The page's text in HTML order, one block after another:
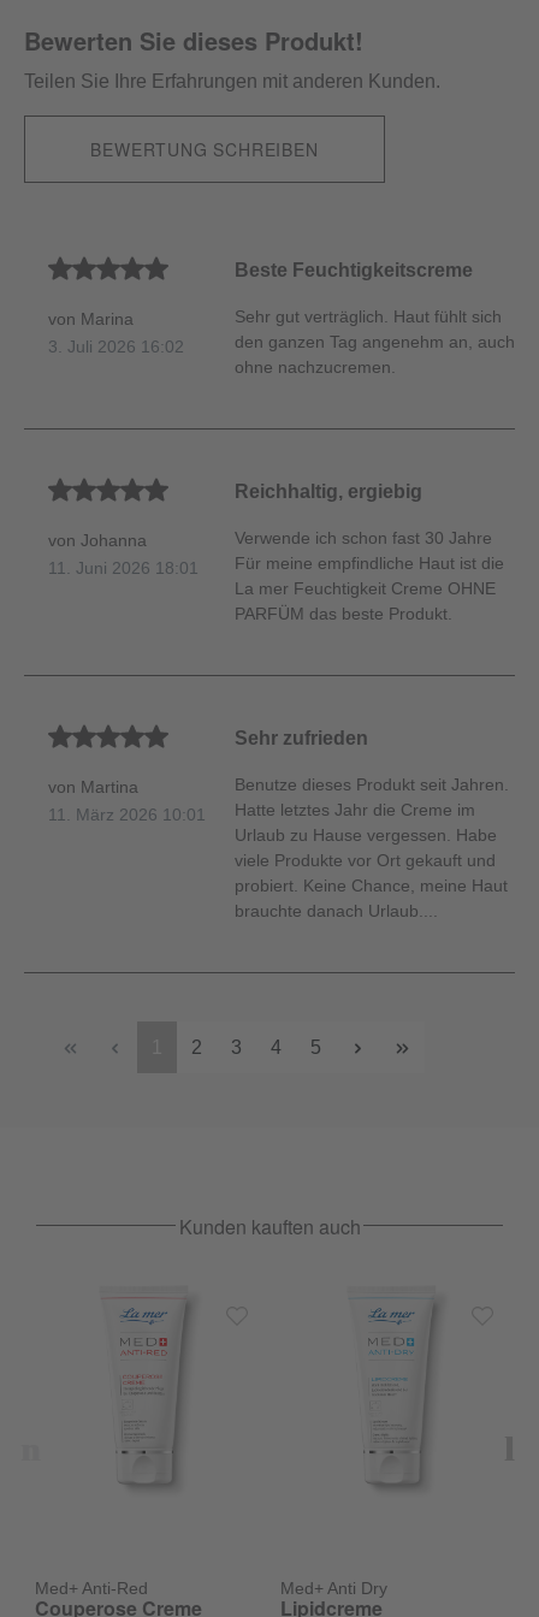
Bewerten Sie dieses Produkt!
Teilen Sie Ihre Erfahrungen mit anderen Kunden.
BEWERTUNG SCHREIBEN
Durchschnittliche Bewertung von 5 von 5 Sternen
von Marina
3. Juli 2026 16:02
Beste Feuchtigkeitscreme
Sehr gut verträglich. Haut fühlt sich
den ganzen Tag angenehm an, auch
ohne nachzucremen.
Durchschnittliche Bewertung von 5 von 5 Sternen
von Johanna
11. Juni 2026 18:01
Reichhaltig, ergiebig
Verwende ich schon fast 30 Jahre
Für meine empfindliche Haut ist die
La mer Feuchtigkeit Creme OHNE
PARFÜM das beste Produkt.
Durchschnittliche Bewertung von 5 von 5 Sternen
von Martina
11. März 2026 10:01
Sehr zufrieden
Benutze dieses Produkt seit Jahren.
Hatte letztes Jahr die Creme im
Urlaub zu Hause vergessen. Habe
viele Produkte vor Ort gekauft und
probiert. Keine Chance, meine Haut
brauchte danach Urlaub....
2 3 4 5
Kunden kauften auch
Med+ Anti-Red
Couperose Creme
Med+ Anti Dry
Lipidcreme